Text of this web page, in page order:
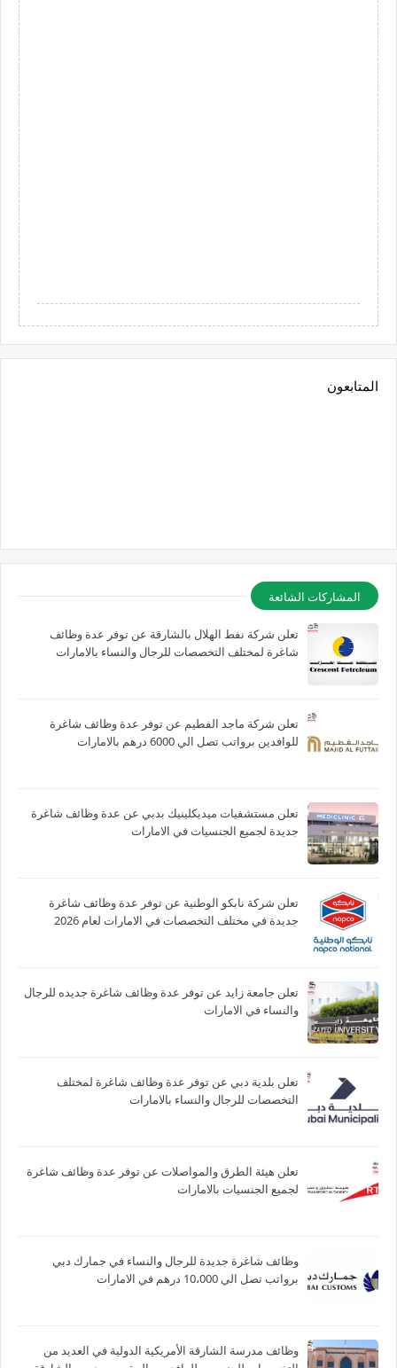
المتابعون
المشاركات الشائعة
تعلن شركة نفط الهلال بالشارقة عن توفر عدة وظائف
شاغرة لمختلف التخصصات للرجال والنساء بالامارات
تعلن شركة ماجد الفطيم عن توفر عدة وظائف شاغرة
للوافدين برواتب تصل الي 6000 درهم بالامارات
تعلن مستشفيات ميديكلينيك بدبي عن عدة وظائف شاغرة
جديدة لجميع الجنسيات في الامارات
تعلن شركة نابكو الوطنية عن توفر عدة وظائف شاغرة
جديدة في مختلف التخصصات في الامارات لعام 2026
تعلن جامعة زايد عن توفر عدة وظائف شاغرة جديده للرجال
والنساء في الامارات
تعلن بلدية دبي عن توفر عدة وظائف شاغرة لمختلف
التخصصات للرجال والنساء بالامارات
تعلن هيئة الطرق والمواصلات عن توفر عدة وظائف شاغرة
لجميع الجنسيات بالامارات
وظائف شاغرة جديدة للرجال والنساء في جمارك دبي
برواتب تصل الي 10،000 درهم في الامارات
وظائف مدرسة الشارقة الأمريكية الدولية في العديد من